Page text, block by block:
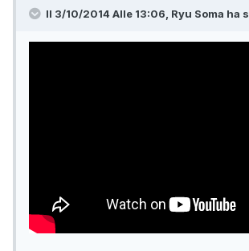
Il 3/10/2014 Alle 13:06, Ryu Soma ha